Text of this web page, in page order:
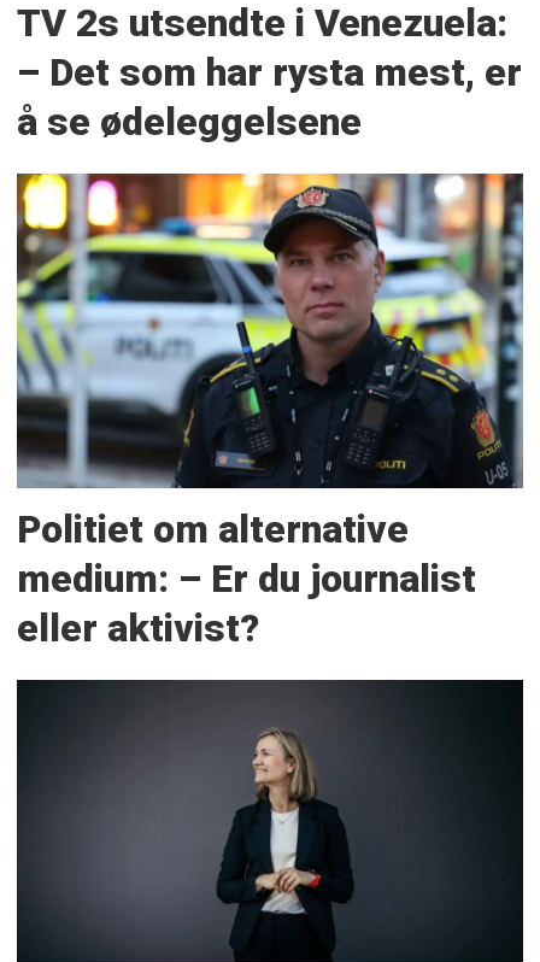
TV 2s utsendte i Venezuela:
– Det som har rysta mest, er
å se ødeleggelsene
Politiet om alternative
medium: – Er du journalist
eller aktivist?